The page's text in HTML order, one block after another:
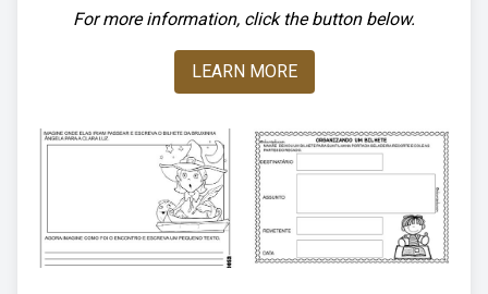
For more information, click the button below.
LEARN MORE